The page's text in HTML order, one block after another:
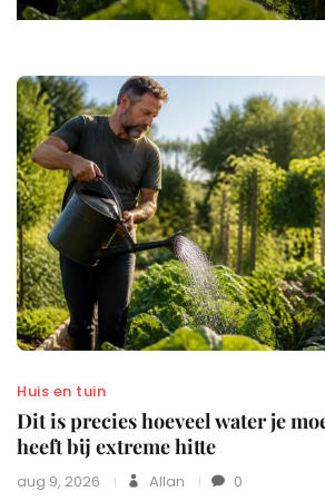
Huis en tuin
Dit is precies hoeveel water je
heeft bij extreme hitte
aug 9, 2026 Allan 0